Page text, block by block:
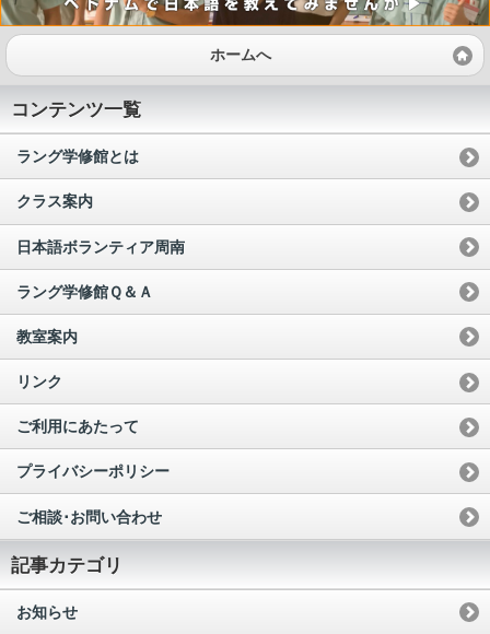
ホームへ
コンテンツ一覧
ラング学修館とは
クラス案内
日本語ボランティア周南
ラング学修館Ｑ＆Ａ
教室案内
リンク
ご利用にあたって
プライバシーポリシー
ご相談･お問い合わせ
記事カテゴリ
お知らせ